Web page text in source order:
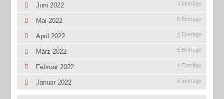
Juni 2022 4 Einträge
Mai 2022 5 Einträge
April 2022 4 Einträge
März 2022 5 Einträge
Februar 2022 4 Einträge
Januar 2022 4 Einträge